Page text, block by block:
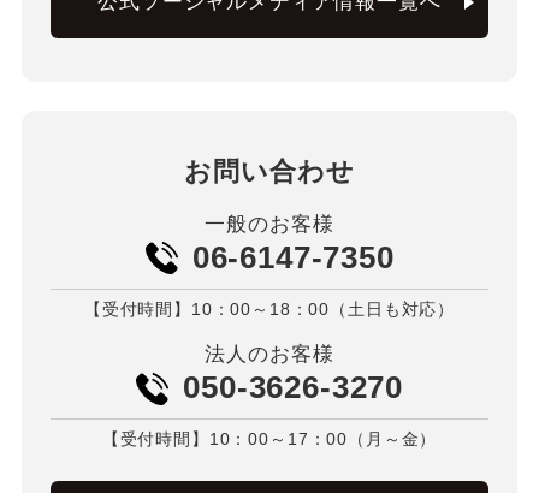
お問い合わせ
一般のお客様
06-6147-7350
【受付時間】10：00～18：00（土日も対応）
法人のお客様
050-3626-3270
【受付時間】10：00～17：00（月～金）